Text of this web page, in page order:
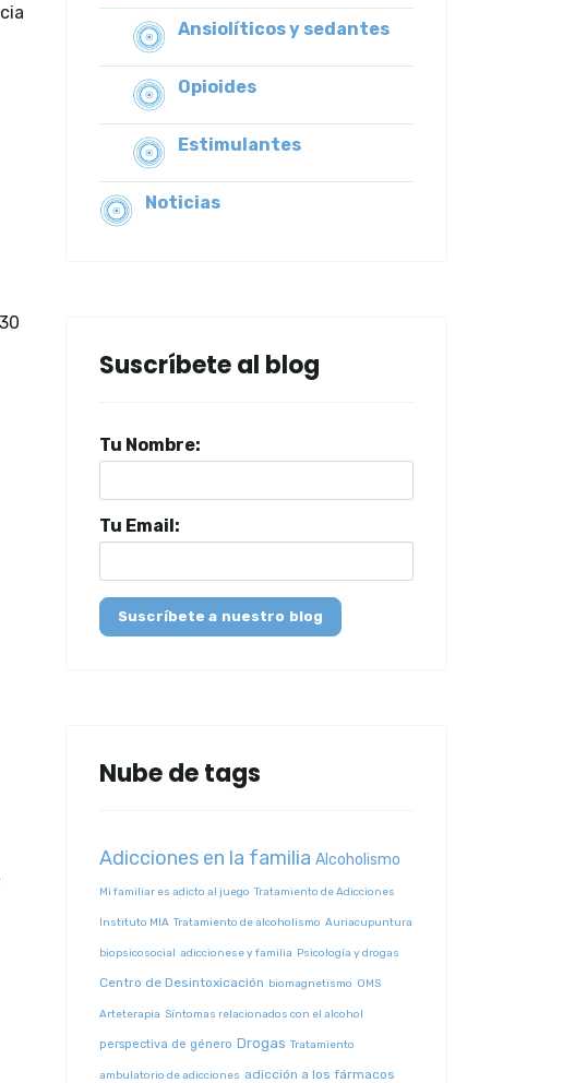
Ansiolíticos y sedantes
Opioides
Estimulantes
Noticias
Suscríbete al blog
Tu Nombre:
Tu Email:
Suscríbete a nuestro blog
Nube de tags
Adicciones en la familia Alcoholismo
Mi familiar es adicto al juego Tratamiento de Adicciones
Instituto MIA Tratamiento de alcoholismo Auriacupuntura
biopsicosocial adiccionese y familia Psicología y drogas
Centro de Desintoxicación biomagnetismo OMS
Arteterapia Síntomas relacionados con el alcohol
perspectiva de género Drogas Tratamiento
ambulatorio de adicciones adicción a los fármacos